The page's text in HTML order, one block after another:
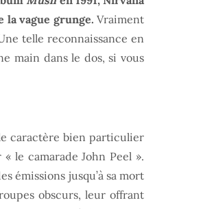
la vague grunge. Vraiment
telle reconnaissance en
main dans le dos, si vous
caractère bien particulier
le camarade John Peel ».
émissions jusqu’à sa mort
obscurs, leur offrant